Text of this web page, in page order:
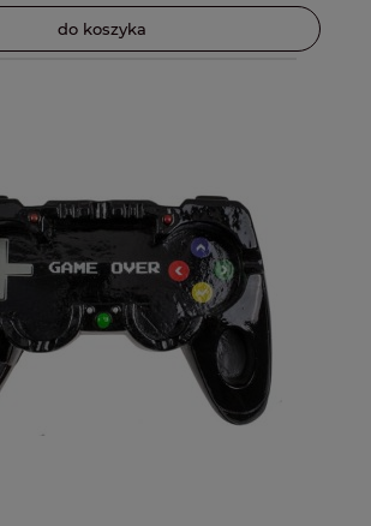
do koszyka